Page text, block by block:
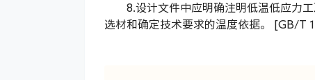
8.设计文件中应明确注明低温低应力
选材和确定技术要求的温度依据。 [GB/T